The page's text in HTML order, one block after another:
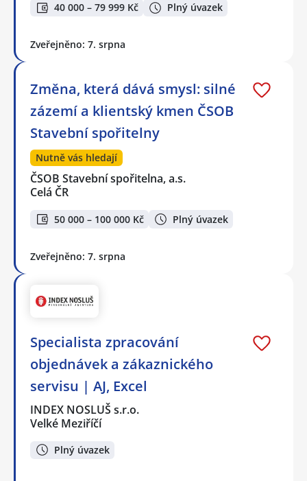
40 000 – 79 999 Kč Plný úvazek
Zveřejněno: 7. srpna
Změna, která dává smysl: silné
zázemí a klientský kmen ČSOB
Stavební spořitelny
Nutně vás hledají
ČSOB Stavební spořitelna, a.s.
Celá ČR
50 000 – 100 000 Kč Plný úvazek
Zveřejněno: 7. srpna
Specialista zpracování
objednávek a zákaznického
servisu | AJ, Excel
INDEX NOSLUŠ s.r.o.
Velké Meziříčí
Plný úvazek